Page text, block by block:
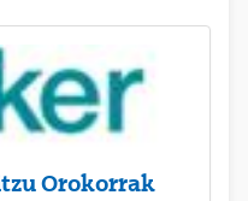
Orokorrak